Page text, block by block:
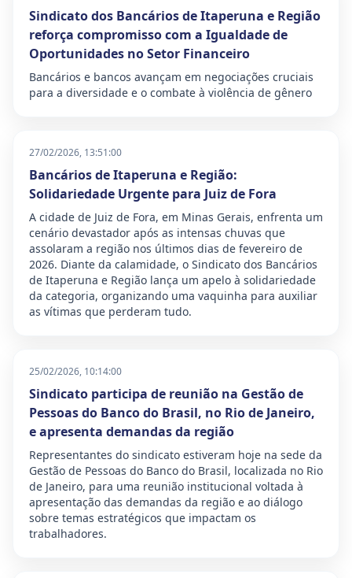
Sindicato dos Bancários de Itaperuna e Região
reforça compromisso com a Igualdade de
Oportunidades no Setor Financeiro
Bancários e bancos avançam em negociações cruciais
para a diversidade e o combate à violência de gênero
27/02/2026, 13:51:00
Bancários de Itaperuna e Região:
Solidariedade Urgente para Juiz de Fora
A cidade de Juiz de Fora, em Minas Gerais, enfrenta um
cenário devastador após as intensas chuvas que
assolaram a região nos últimos dias de fevereiro de
2026. Diante da calamidade, o Sindicato dos Bancários
de Itaperuna e Região lança um apelo à solidariedade
da categoria, organizando uma vaquinha para auxiliar
as vítimas que perderam tudo.
25/02/2026, 10:14:00
Sindicato participa de reunião na Gestão de
Pessoas do Banco do Brasil, no Rio de Janeiro,
e apresenta demandas da região
Representantes do sindicato estiveram hoje na sede da
Gestão de Pessoas do Banco do Brasil, localizada no Rio
de Janeiro, para uma reunião institucional voltada à
apresentação das demandas da região e ao diálogo
sobre temas estratégicos que impactam os
trabalhadores.